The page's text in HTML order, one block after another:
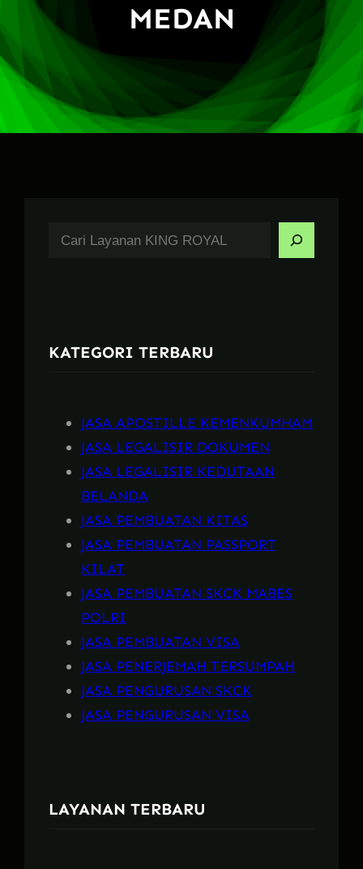
MEDAN
h
KATEGORI TERBARU
JASA APOSTILLE KEMENKUMHAM
JASA LEGALISIR DOKUMEN
JASA LEGALISIR KEDUTAAN
BELANDA
JASA PEMBUATAN KITAS
JASA PEMBUATAN PASSPORT
KILAT
JASA PEMBUATAN SKCK MABES
POLRI
JASA PEMBUATAN VISA
JASA PENERJEMAH TERSUMPAH
JASA PENGURUSAN SKCK
JASA PENGURUSAN VISA
LAYANAN TERBARU